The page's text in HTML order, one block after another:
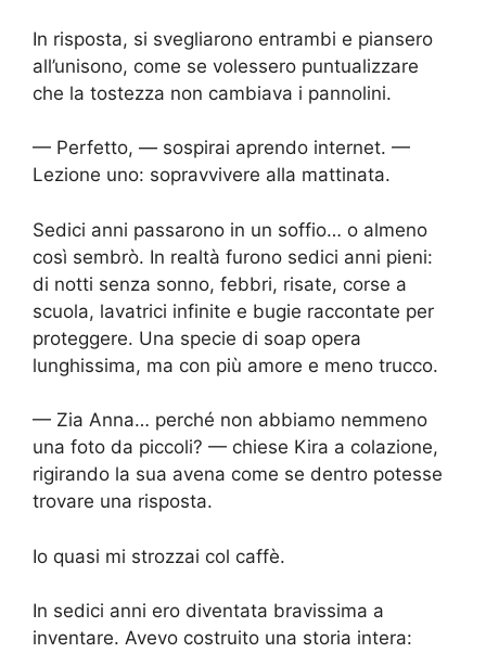
In risposta, si svegliarono entrambi e piansero
all’unisono, come se volessero puntualizzare
che la tostezza non cambiava i pannolini.
— Perfetto, — sospirai aprendo internet. —
Lezione uno: sopravvivere alla mattinata.
Sedici anni passarono in un soffio… o almeno
così sembrò. In realtà furono sedici anni pieni:
di notti senza sonno, febbri, risate, corse a
scuola, lavatrici infinite e bugie raccontate per
proteggere. Una specie di soap opera
lunghissima, ma con più amore e meno trucco.
— Zia Anna… perché non abbiamo nemmeno
una foto da piccoli? — chiese Kira a colazione,
rigirando la sua avena come se dentro potesse
trovare una risposta.
Io quasi mi strozzai col caffè.
In sedici anni ero diventata bravissima a
inventare. Avevo costruito una storia intera: